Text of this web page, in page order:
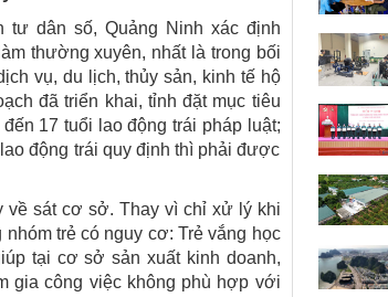
tư dân số, Quảng Ninh xác định
thường xuyên, nhất là trong bối
vụ, du lịch, thủy sản, kinh tế hộ
đã triển khai, tỉnh đặt mục tiêu
17 tuổi lao động trái pháp luật;
động trái quy định thì phải được
về sát cơ sở. Thay vì chỉ xử lý khi
trẻ có nguy cơ: Trẻ vắng học
tại cơ sở sản xuất kinh doanh,
gia công việc không phù hợp với